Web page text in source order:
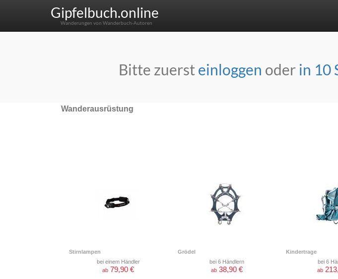
Gipfelbuch.online
Wanderungen von Wanderbuch-Autoren
Bitte zuerst einloggen oder in 10
Wanderausrüstung
Stirnlampen
bei einem Händler
ab 79,90 €
Grödel
bei 6 Händlern
ab 38,90 €
Kindertrage
bei 6
ab